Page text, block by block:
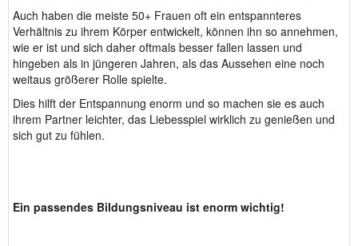
Auch haben die meiste 50+ Frauen oft ein entspannteres
Verhältnis zu ihrem Körper entwickelt, können ihn so annehmen,
wie er ist und sich daher oftmals besser fallen lassen und
hingeben als in jüngeren Jahren, als das Aussehen eine noch
weitaus größerer Rolle spielte.
Dies hilft der Entspannung enorm und so machen sie es auch
ihrem Partner leichter, das Liebesspiel wirklich zu genießen und
sich gut zu fühlen.
Ein passendes Bildungsniveau ist enorm wichtig!